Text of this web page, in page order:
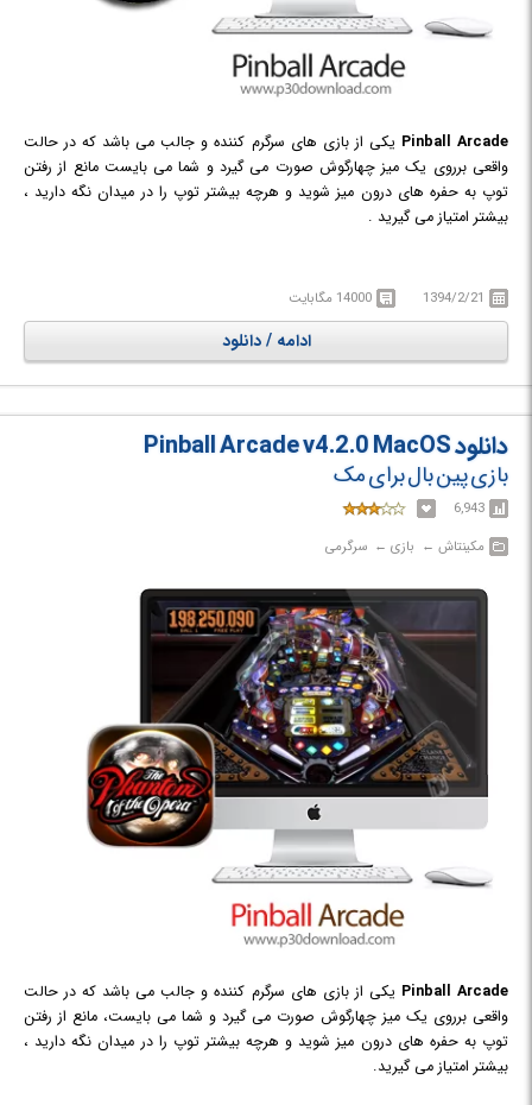
Pinball Arcade یکی از بازی های سرگرم کننده و جالب می باشد که در حالت
واقعی برروی یک میز چهارگوش صورت می گیرد و شما می بایست مانع از رفتن
توپ به حفره های درون میز شوید و هرچه بیشتر توپ را در میدان نگه دارید ،
بیشتر امتیاز می گیرید .
1394/2/21 14000 مگابایت
ادامه / دانلود
دانلود Pinball Arcade v4.2.0 MacOS
بازی پین بال برای مک
6,943
مکینتاش‎ ← ‏ بازی‎ ← ‏ سرگرمی
Pinball Arcade یکی از بازی های سرگرم کننده و جالب می باشد که در حالت
واقعی برروی یک میز چهارگوش صورت می گیرد و شما می بایست، مانع از رفتن
توپ به حفره های درون میز شوید و هرچه بیشتر توپ را در میدان نگه دارید ،
بیشتر امتیاز می گیرید.